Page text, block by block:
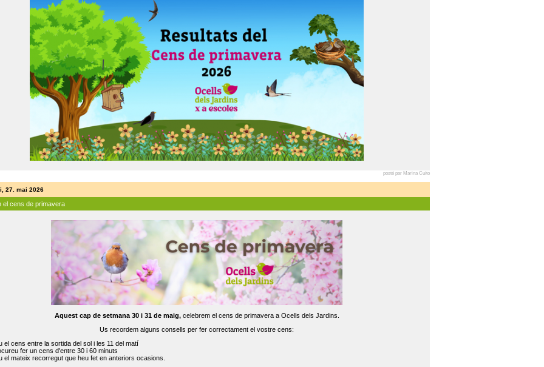
posté par Marina Cuito
27. mai 2026
el cens de primavera
Aquest cap de setmana 30 i 31 de maig,celebrem el cens de primavera a Ocells dels Jardins.
Us recordem alguns consells per fer correctament el vostre cens:
el cens entre la sortida del sol i les 11 del matí
fer un cens d'entre 30 i 60 minuts
el mateix recorregut que heu fet en anteriors ocasions.